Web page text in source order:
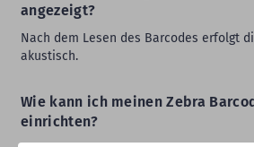
angezeigt?
Nach dem Lesen des Barcodes erfolgt
akustisch.
Wie kann ich meinen Zebra
einrichten?